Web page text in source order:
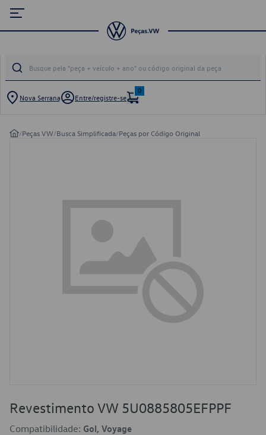
Nova Serrana Entre/registre-se
0
/Peças VW/Busca Simplificada/Peças por Código Original
Revestimento VW 5U0885805EFPPF
Compatibilidade: Gol, Voyage